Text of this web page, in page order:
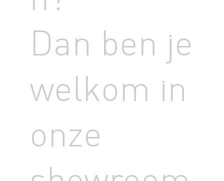
Dan ben je
welkom in
onze